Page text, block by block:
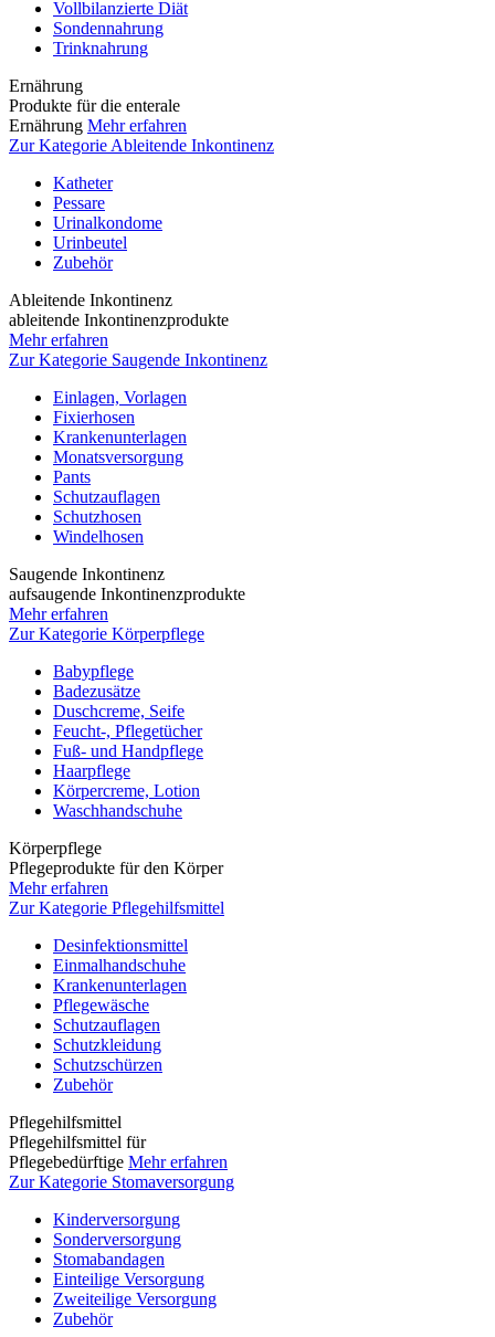
Vollbilanzierte Diät
Sondennahrung
Trinknahrung
Ernährung
Produkte für die enterale
Ernährung Mehr erfahren
Zur Kategorie Ableitende Inkontinenz
Katheter
Pessare
Urinalkondome
Urinbeutel
Zubehör
Ableitende Inkontinenz
ableitende Inkontinenzprodukte
Mehr erfahren
Zur Kategorie Saugende Inkontinenz
Einlagen, Vorlagen
Fixierhosen
Krankenunterlagen
Monatsversorgung
Pants
Schutzauflagen
Schutzhosen
Windelhosen
Saugende Inkontinenz
aufsaugende Inkontinenzprodukte
Mehr erfahren
Zur Kategorie Körperpflege
Babypflege
Badezusätze
Duschcreme, Seife
Feucht-, Pflegetücher
Fuß- und Handpflege
Haarpflege
Körpercreme, Lotion
Waschhandschuhe
Körperpflege
Pflegeprodukte für den Körper
Mehr erfahren
Zur Kategorie Pflegehilfsmittel
Desinfektionsmittel
Einmalhandschuhe
Krankenunterlagen
Pflegewäsche
Schutzauflagen
Schutzkleidung
Schutzschürzen
Zubehör
Pflegehilfsmittel
Pflegehilfsmittel für
Pflegebedürftige Mehr erfahren
Zur Kategorie Stomaversorgung
Kinderversorgung
Sonderversorgung
Stomabandagen
Einteilige Versorgung
Zweiteilige Versorgung
Zubehör